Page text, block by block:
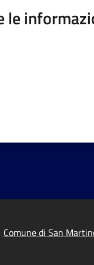
le
Comune di San